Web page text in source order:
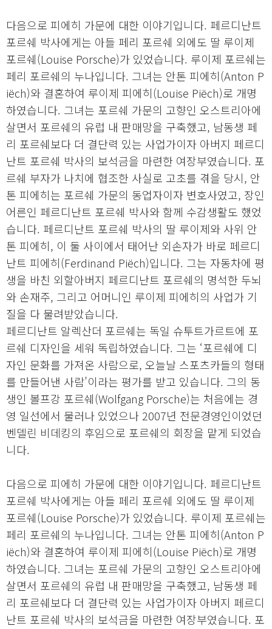
다음으로 피에히 가문에 대한 이야기입니다. 페르디난트
포르쉐 박사에게는 아들 페리 포르쉐 외에도 딸 루이제
포르쉐(Louise Porsche)가 있었습니다. 루이제 포르쉐는
페리 포르쉐의 누나입니다. 그녀는 안톤 피에히(Anton P
iëch)와 결혼하여 루이제 피에히(Louise Piëch)로 개명
하였습니다. 그녀는 포르쉐 가문의 고향인 오스트리아에
살면서 포르쉐의 유럽 내 판매망을 구축했고, 남동생 페
리 포르쉐보다 더 결단력 있는 사업가이자 아버지 페르디
난트 포르쉐 박사의 보석금을 마련한 여장부였습니다. 포
르쉐 부자가 나치에 협조한 사실로 고초를 겪을 당시, 안
톤 피에히는 포르쉐 가문의 동업자이자 변호사였고, 장인
어른인 페르디난트 포르쉐 박사와 함께 수감생활도 했었
습니다. 페르디난트 포르쉐 박사의 딸 루이제와 사위 안
톤 피에히, 이 둘 사이에서 태어난 외손자가 바로 페르디
난트 피에히(Ferdinand Piëch)입니다. 그는 자동차에 평
생을 바친 외할아버지 페르디난트 포르쉐의 명석한 두뇌
와 손재주, 그리고 어머니인 루이제 피에히의 사업가 기
질을 다 물려받았습니다.
페르디난트 알렉산더 포르쉐는 독일 슈투트가르트에 포
르쉐 디자인을 세워 독립하였습니다. 그는 ‘포르쉐에 디
자인 문화를 가져온 사람으로, 오늘날 스포츠카들의 형태
를 만들어낸 사람’이라는 평가를 받고 있습니다. 그의 동
생인 볼프강 포르쉐(Wolfgang Porsche)는 처음에는 경
영 일선에서 물러나 있었으나 2007년 전문경영인이었던
벤델린 비데킹의 후임으로 포르쉐의 회장을 맡게 되었습
니다.
다음으로 피에히 가문에 대한 이야기입니다. 페르디난트
포르쉐 박사에게는 아들 페리 포르쉐 외에도 딸 루이제
포르쉐(Louise Porsche)가 있었습니다. 루이제 포르쉐는
페리 포르쉐의 누나입니다. 그녀는 안톤 피에히(Anton P
iëch)와 결혼하여 루이제 피에히(Louise Piëch)로 개명
하였습니다. 그녀는 포르쉐 가문의 고향인 오스트리아에
살면서 포르쉐의 유럽 내 판매망을 구축했고, 남동생 페
리 포르쉐보다 더 결단력 있는 사업가이자 아버지 페르디
난트 포르쉐 박사의 보석금을 마련한 여장부였습니다. 포